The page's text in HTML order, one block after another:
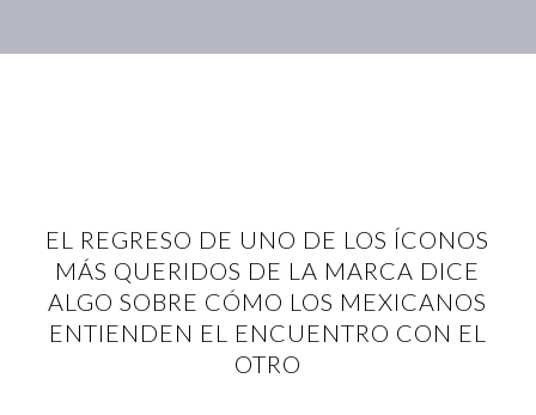
EL REGRESO DE UNO DE LOS ÍCONOS
MÁS QUERIDOS DE LA MARCA DICE
ALGO SOBRE CÓMO LOS MEXICANOS
ENTIENDEN EL ENCUENTRO CON EL
OTRO